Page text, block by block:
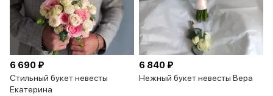
6 690 ₽
Стильный букет невесты
Екатерина
6 840 ₽
Нежный букет невесты Вера